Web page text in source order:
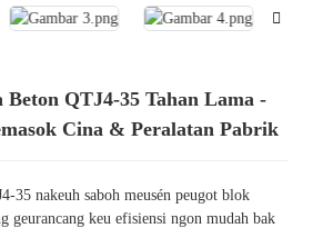
Beton QTJ4-35 Tahan Lama -
Cina & Peralatan Pabrik
35 nakeuh saboh meusén peugot blok
geurancang keu efisiensi ngon mudah bak